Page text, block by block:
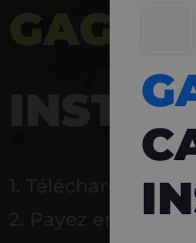
1. Téléchargez
2. Payez en